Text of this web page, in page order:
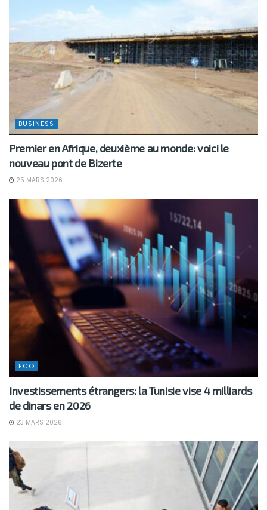
BUSINESS
Premier en Afrique, deuxième au monde: voici le
nouveau pont de Bizerte
25 MARS 2026
ECO
Investissements étrangers: la Tunisie vise 4 milliards
de dinars en 2026
23 MARS 2026